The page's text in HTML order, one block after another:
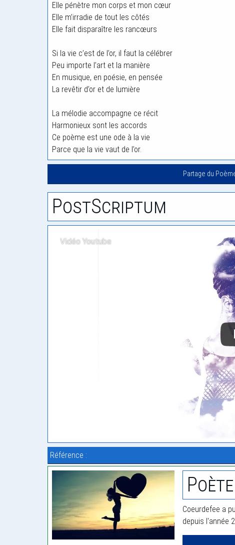
Elle pénètre mon corps et mon cœur
Elle m’irradie de tout les côtés
Elle fait disparaître les rancœurs
Si la vie c’est de l’or, il faut la célébrer
Peu importe l’art et la manière
En musique, en poésie, en pensée
La revêtir d’or et de lumière
La mélodie accompagne ce récit
Harmonieux sont les accords
Ce poème est une ode à la vie
Parce que la vie vaut de l’or.
Partage du
PostScriptum
Vidéo Youtube
Référence :
Coeurdefee a
depuis l'année